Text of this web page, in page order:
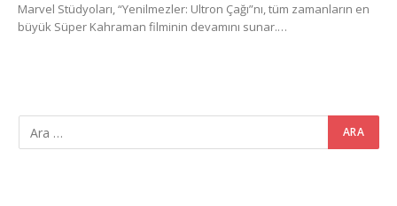
Marvel Stüdyoları, “Yenilmezler: Ultron Çağı”nı, tüm zamanların en
büyük Süper Kahraman filminin devamını sunar.…